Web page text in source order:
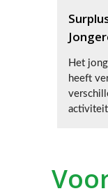
Het
heeft